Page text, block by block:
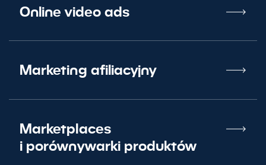
Online video ads
Marketing afiliacyjny
Marketplaces
i porównywarki produktów